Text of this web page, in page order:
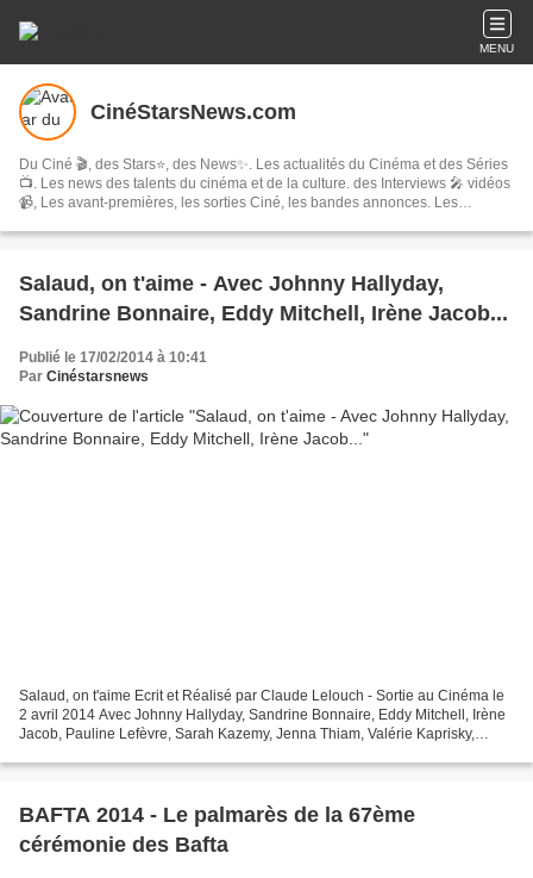
MENU
CinéStarsNews.com
Du Ciné 🎬, des Stars⭐, des News✨. Les actualités du Cinéma et des Séries
📺. Les news des talents du cinéma et de la culture. des Interviews 🎤 vidéos
📹, Les avant-premières, les sorties Ciné, les bandes annonces. Les
Salaud, on t'aime - Avec Johnny Hallyday,
Sandrine Bonnaire, Eddy Mitchell, Irène Jacob...
Publié le 17/02/2014 à 10:41
Par Cinéstarsnews
Salaud, on t'aime Ecrit et Réalisé par Claude Lelouch - Sortie au Cinéma le
2 avril 2014 Avec Johnny Hallyday, Sandrine Bonnaire, Eddy Mitchell, Irène
Jacob, Pauline Lefèvre, Sarah Kazemy, Jenna Thiam, Valérie Kaprisky,
BAFTA 2014 - Le palmarès de la 67ème
cérémonie des Bafta